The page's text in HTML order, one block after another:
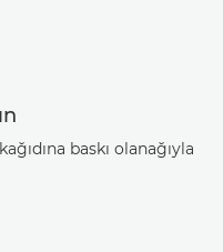
baskı olanağıyla